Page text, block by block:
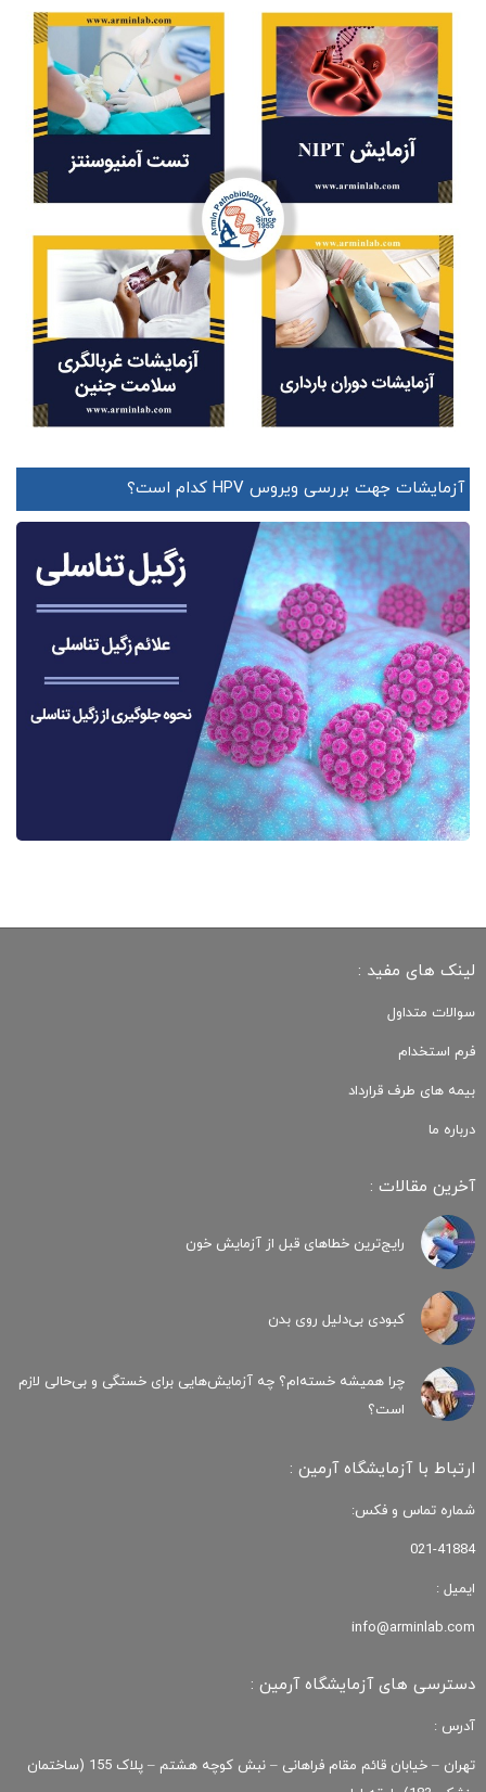
آزمایشات جهت بررسی ویروس HPV کدام است؟
لینک های مفید :
سوالات متداول
فرم استخدام
بیمه های طرف قرارداد
درباره ما
آخرین مقالات :
رایج‌ترین خطاهای قبل از آزمایش خون
کبودی‌ بی‌دلیل روی بدن
چرا همیشه خسته‌ام؟ چه آزمایش‌هایی برای خستگی و بی‌حالی لازم
است؟
ارتباط با آزمایشگاه آرمین :
شماره تماس و فکس:
021-41884
ایمیل :
info@arminlab.com
دسترسی های آزمایشگاه آرمین :
آدرس :
تهران – خیابان قائم مقام فراهانی – نبش کوچه هشتم – پلاک 155 (ساختمان